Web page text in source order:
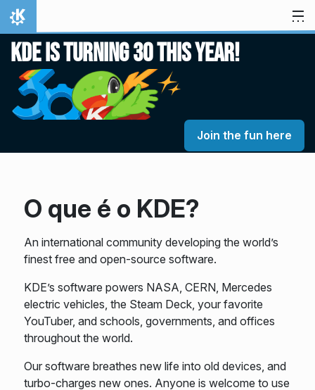
Ir para o conteúdo
Início
KDE is turning 30 this year!
Join the fun here
O que é o KDE?
An international community developing the world’s
finest free and open-source software.
KDE’s software powers NASA, CERN, Mercedes
electric vehicles, the Steam Deck, your favorite
YouTuber, and schools, governments, and offices
throughout the world.
Our software breathes new life into old devices, and
turbo-charges new ones. Anyone is welcome to use